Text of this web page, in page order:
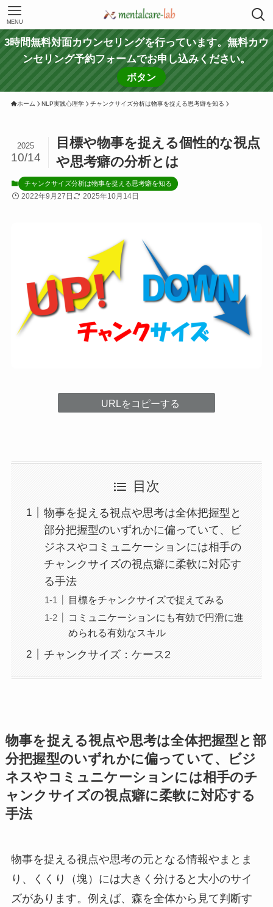
MENU
3時間無料対面カウンセリングを行っています。無料カウ
ンセリング予約フォームでお申し込みください。
ボタン
ホーム NLP実践心理学 チャンクサイズ分析は物事を捉える思考癖を知る
目標や物事を捉える個性的な視点
や思考癖の分析とは
2025
10/14
チャンクサイズ分析は物事を捉える思考癖を知る
2022年9月27日 2025年10月14日
URLをコピーする
目次
物事を捉える視点や思考は全体把握型と
部分把握型のいずれかに偏っていて、ビ
ジネスやコミュニケーションには相手の
チャンクサイズの視点癖に柔軟に対応す
る手法
目標をチャンクサイズで捉えてみる
コミュニケーションにも有効で円滑に進
められる有効なスキル
チャンクサイズ：ケース2
物事を捉える視点や思考は全体把握型と部
分把握型のいずれかに偏っていて、ビジ
ネスやコミュニケーションには相手のチ
ャンクサイズの視点癖に柔軟に対応する
手法
物事を捉える視点や思考の元となる情報やまとま
り、くくり（塊）には大きく分けると大小のサイ
ズがあります。例えば、森を全体から見て判断す